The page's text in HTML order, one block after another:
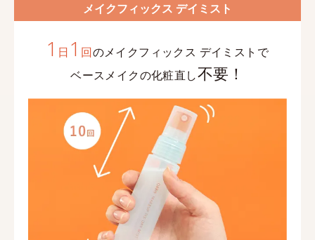
メイクフィックス デイミスト
1 日 1 回のメイクフィックス デイミストで
ベースメイクの化粧直し不要！